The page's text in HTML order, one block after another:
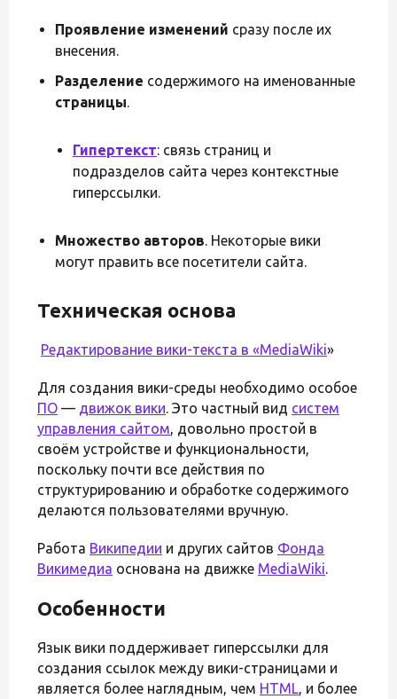
Проявление изменений сразу после их
внесения.
Разделение содержимого на именованные
страницы.
Гипертекст: связь страниц и
подразделов сайта через контекстные
гиперссылки.
Множество авторов. Некоторые вики
могут править все посетители сайта.
Техническая основа
Редактирование вики-текста в «MediaWiki»
Для создания вики-среды необходимо особое
ПО — движок вики. Это частный вид систем
управления сайтом, довольно простой в
своём устройстве и функциональности,
поскольку почти все действия по
структурированию и обработке содержимого
делаются пользователями вручную.
Работа Википедии и других сайтов Фонда
Викимедиа основана на движке MediaWiki.
Особенности
Язык вики поддерживает гиперссылки для
создания ссылок между вики-страницами и
является более наглядным, чем HTML, и более